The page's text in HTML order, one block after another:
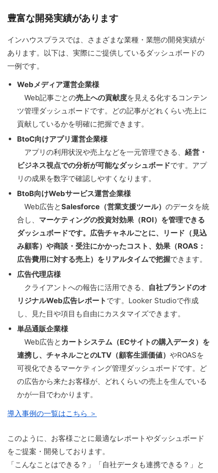
豊富な開発実績があります
インハウスプラスでは、さまざまな業種・業態の開発実績が
あります。以下は、実際にご提供しているダッシュボードの
一例です。
Webメディア運営企業様
Web記事ごとの売上への貢献度を見える化するコンテン
ツ管理ダッシュボードです。どの記事がどれくらい売上に
貢献しているかを明確に把握できます。
BtoC向けアプリ運営企業様
アプリの利用状況や売上などを一元管理できる、 経営・
ビジネス視点での分析が可能なダッシュボードです。アプ
リの成果を数字で確認しやすくなります。
BtoB向けWebサービス運営企業様
Web広告とSalesforce（営業支援ツール） のデータを統
合し、 マーケティングの投資対効果（ROI）を管理できる
ダッシュボードです。広告チャネルごとに、リード（見込
み顧客）や商談・受注にかかったコスト、効果（ROAS：
広告費用に対する売上）をリアルタイムで把握できます。
広告代理店様
クライアントへの報告に活用できる、
自社ブランドのオ
リジナルWeb広告レポート です。Looker Studioで作成
し、見た目や項目も自由にカスタマイズできます。
単品通販企業様
Web広告と カートシステム（ECサイトの購入データ）を
連携し、チャネルごとのLTV（顧客生涯価値） やROASを
可視化できるマーケティング管理ダッシュボードです。ど
の広告から来たお客様が、どれくらいの売上を生んでいる
かが一目でわかります。
導入事例の一覧はこちら ＞
このように、お客様ごとに最適なレポートやダッシュボード
をご提案・開発しております。
「こんなことはできる？」「自社データも連携できる？」と